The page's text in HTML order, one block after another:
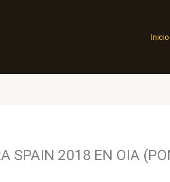
Inicio
SPAIN 2018 EN OIA